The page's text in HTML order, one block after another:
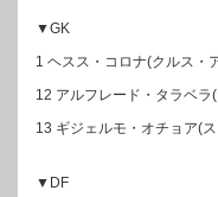
▼GK
1 ヘスス・コロナ(クルス・
12 アルフレード・タラベラ(
13 ギジェルモ・オチョア(
▼DF